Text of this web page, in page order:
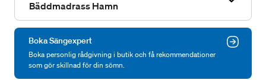
Bäddmadrass Hamn
Boka Sängexpert
Boka personlig rådgivning i butik och få rekommendationer
som gör skillnad för din sömn.